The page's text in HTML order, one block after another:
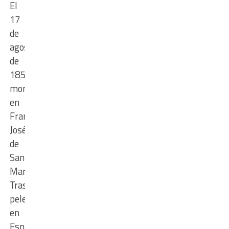
El
17
de
agosto
de
1850
moría
en
Francia
José
de
San
Martín.
Tras
pelear
en